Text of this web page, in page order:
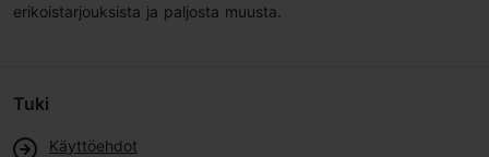
erikoistarjouksista ja paljosta muusta.
Tuki
Käyttöehdot